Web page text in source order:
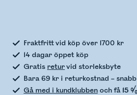
Fraktfritt vid köp över 1700 kr
14 dagar öppet köp
Gratis returvid storleksbyte
Bara 69 kr i returkostnad –
Gå med i kundklubben och få 15